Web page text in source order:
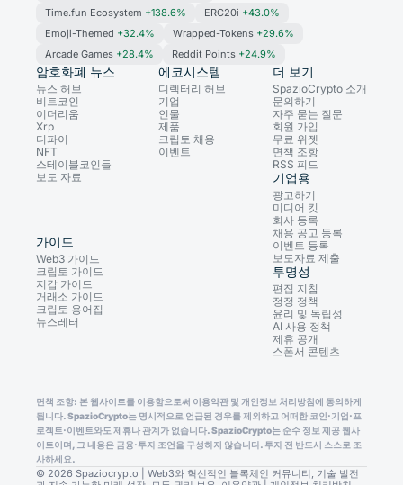
Time.fun Ecosystem +138.6% ERC20i +43.0%
Emoji-Themed +32.4% Wrapped-Tokens +29.6%
Arcade Games +28.4% Reddit Points +24.9%
암호화폐 뉴스
뉴스 허브
비트코인
이더리움
Xrp
디파이
NFT
스테이블코인들
보도 자료
에코시스템
디렉터리 허브
기업
인물
제품
크립토 채용
이벤트
가이드
Web3 가이드
크립토 가이드
지갑 가이드
거래소 가이드
크립토 용어집
뉴스레터
더 보기
SpazioCrypto 소개
문의하기
자주 묻는 질문
회원 가입
무료 위젯
면책 조항
RSS 피드
기업용
광고하기
미디어 킷
회사 등록
채용 공고 등록
이벤트 등록
보도자료 제출
투명성
편집 지침
정정 정책
윤리 및 독립성
AI 사용 정책
제휴 공개
스폰서 콘텐츠
면책 조항: 본 웹사이트를 이용함으로써 이용약관 및 개인정보 처리방침에 동의하게
됩니다. SpazioCrypto는 명시적으로 언급된 경우를 제외하고 어떠한 코인·기업·프
로젝트·이벤트와도 제휴나 관계가 없습니다. SpazioCrypto는 순수 정보 제공 웹사
이트이며, 그 내용은 금융·투자 조언을 구성하지 않습니다. 투자 전 반드시 스스로 조
사하세요.
© 2026 Spaziocrypto | Web3와 혁신적인 블록체인 커뮤니티, 기술 발전